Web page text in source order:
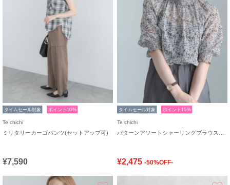
タイムセール対象 ポイント10%
Te chichi
ミリタリーカーゴパンツ(セットアップ可)
¥7,590
タイムセール対象 ポイント10%
Te chichi
¥2,475 -50%OFF-